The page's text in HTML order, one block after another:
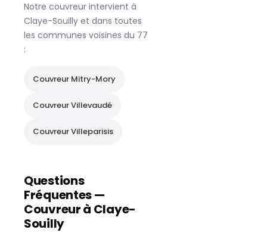
Notre couvreur intervient à
Claye-Souilly et dans toutes
les communes voisines du 77
:
Couvreur Mitry-Mory
CouvreurVillevaudé
CouvreurVilleparisis
Questions
Fréquentes —
Couvreur à Claye-
Souilly